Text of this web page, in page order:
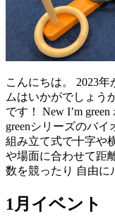
こんにちは。 2023
ムはいかがでしょう
です！ New I’m
greenシリーズのバ
組み立て式で十字や
や場面に合わせて距
数を競ったり 自由
1月イベント